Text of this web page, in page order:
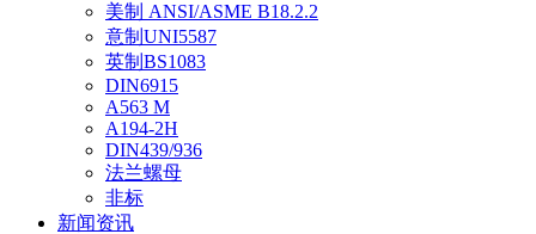
美制 ANSI/ASME B18.2.2
意制UNI5587
英制BS1083
DIN6915
A563 M
A194-2H
DIN439/936
法兰螺母
非标
新闻资讯